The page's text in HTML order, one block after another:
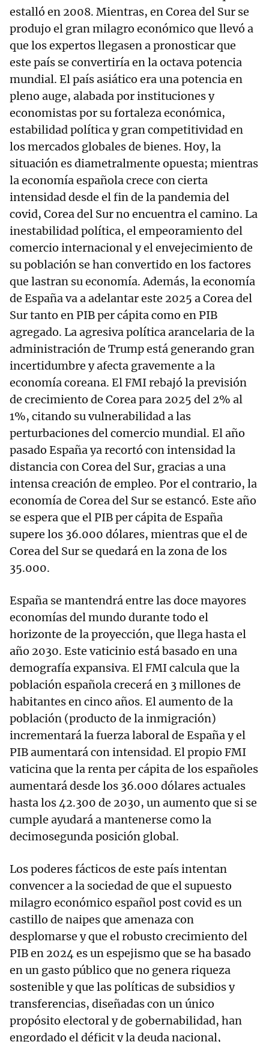
estalló en 2008. Mientras, en Corea del Sur se
produjo el gran milagro económico que llevó a
que los expertos llegasen a pronosticar que
este país se convertiría en la octava potencia
mundial. El país asiático era una potencia en
pleno auge, alabada por instituciones y
economistas por su fortaleza económica,
estabilidad política y gran competitividad en
los mercados globales de bienes. Hoy, la
situación es diametralmente opuesta; mientras
la economía española crece con cierta
intensidad desde el fin de la pandemia del
covid, Corea del Sur no encuentra el camino. La
inestabilidad política, el empeoramiento del
comercio internacional y el envejecimiento de
su población se han convertido en los factores
que lastran su economía. Además, la economía
de España va a adelantar este 2025 a Corea del
Sur tanto en PIB per cápita como en PIB
agregado. La agresiva política arancelaria de la
administración de Trump está generando gran
incertidumbre y afecta gravemente a la
economía coreana. El FMI rebajó la previsión
de crecimiento de Corea para 2025 del 2% al
1%, citando su vulnerabilidad a las
perturbaciones del comercio mundial. El año
pasado España ya recortó con intensidad la
distancia con Corea del Sur, gracias a una
intensa creación de empleo. Por el contrario, la
economía de Corea del Sur se estancó. Este año
se espera que el PIB per cápita de España
supere los 36.000 dólares, mientras que el de
Corea del Sur se quedará en la zona de los
35.000.
España se mantendrá entre las doce mayores
economías del mundo durante todo el
horizonte de la proyección, que llega hasta el
año 2030. Este vaticinio está basado en una
demografía expansiva. El FMI calcula que la
población española crecerá en 3 millones de
habitantes en cinco años. El aumento de la
población (producto de la inmigración)
incrementará la fuerza laboral de España y el
PIB aumentará con intensidad. El propio FMI
vaticina que la renta per cápita de los españoles
aumentará desde los 36.000 dólares actuales
hasta los 42.300 de 2030, un aumento que si se
cumple ayudará a mantenerse como la
decimosegunda posición global.
Los poderes fácticos de este país intentan
convencer a la sociedad de que el supuesto
milagro económico español post covid es un
castillo de naipes que amenaza con
desplomarse y que el robusto crecimiento del
PIB en 2024 es un espejismo que se ha basado
en un gasto público que no genera riqueza
sostenible y que las políticas de subsidios y
transferencias, diseñadas con un único
propósito electoral y de gobernabilidad, han
engordado el déficit y la deuda nacional,